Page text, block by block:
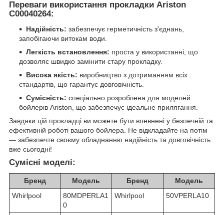
Переваги використання прокладки Ariston
C00040264:
Надійність: забезпечує герметичність з'єднань,
запобігаючи витокам води.
Легкість встановлення: проста у використанні, що
дозволяє швидко замінити стару прокладку.
Висока якість: виробництво з дотриманням всіх
стандартів, що гарантує довговічність.
Сумісність: спеціально розроблена для моделей
бойлерів Ariston, що забезпечує ідеальне прилягання.
Завдяки цій прокладці ви можете бути впевнені у безпечній та
ефективній роботі вашого бойлера. Не відкладайте на потім
— забезпечте своєму обладнанню надійність та довговічність
вже сьогодні!
Сумісні моделі:
Бренд Модель Бренд
Модель
Whirlpool
80MDPERLA1
0
Whirlpool 50VPERLA10